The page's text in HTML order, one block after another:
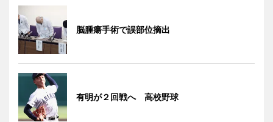
脳腫瘍手術で誤部位摘出
有明が２回戦へ 高校野球